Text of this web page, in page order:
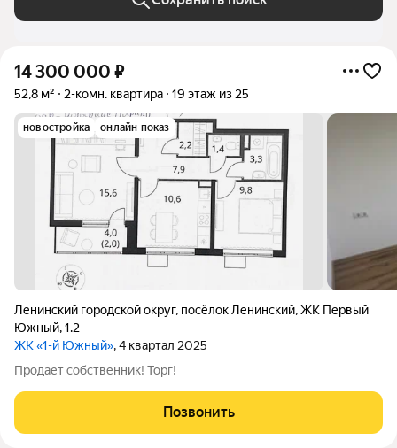
14 300 000 ₽
52,8 м² 2-комн. квартира 19 этаж из 25
новостройка онлайн показ
Ленинский городской округ, посёлок Ленинский,ЖК Первый
Южный,1.2
ЖК «1-й Южный», 4 квартал 2025
Продает собственник! Торг!
Позвонить